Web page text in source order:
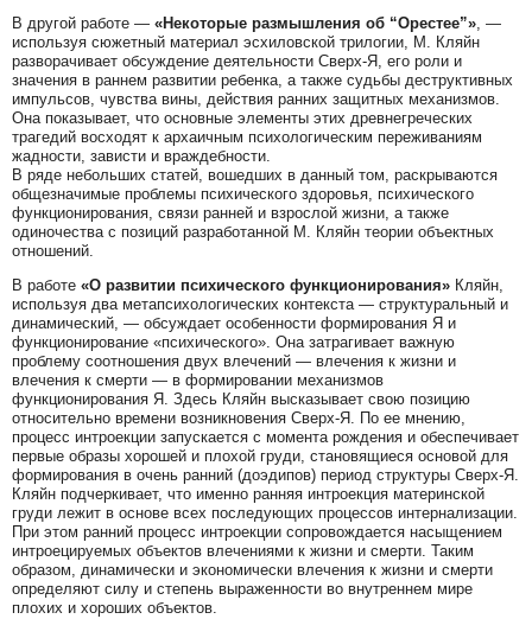
В другой работе — «Некоторые размышления об “Орестее”», —
используя сюжетный материал эсхиловской трилогии, М. Кляйн
разворачивает обсуждение деятельности Сверх-Я, его роли и
значения в раннем развитии ребенка, а также судьбы деструктивных
импульсов, чувства вины, действия ранних защитных механизмов.
Она показывает, что основные элементы этих древнегреческих
трагедий восходят к архаичным психологическим переживаниям
жадности, зависти и враждебности.
В ряде небольших статей, вошедших в данный том, раскрываются
общезначимые проблемы психического здоровья, психического
функционирования, связи ранней и взрослой жизни, а также
одиночества с позиций разработанной М. Кляйн теории объектных
отношений.
В работе «О развитии психического функционирования» Кляйн,
используя два метапсихологических контекста — структуральный и
динамический, — обсуждает особенности формирования Я и
функционирование «психического». Она затрагивает важную
проблему соотношения двух влечений — влечения к жизни и
влечения к смерти — в формировании механизмов
функционирования Я. Здесь Кляйн высказывает свою позицию
относительно времени возникновения Сверх-Я. По ее мнению,
процесс интроекции запускается с момента рождения и обеспечивает
первые образы хорошей и плохой груди, становящиеся основой для
формирования в очень ранний (доэдипов) период структуры Сверх-Я.
Кляйн подчеркивает, что именно ранняя интроекция материнской
груди лежит в основе всех последующих процессов интернализации.
При этом ранний процесс интроекции сопровождается насыщением
интроецируемых объектов влечениями к жизни и смерти. Таким
образом, динамически и экономически влечения к жизни и смерти
определяют силу и степень выраженности во внутреннем мире
плохих и хороших объектов.